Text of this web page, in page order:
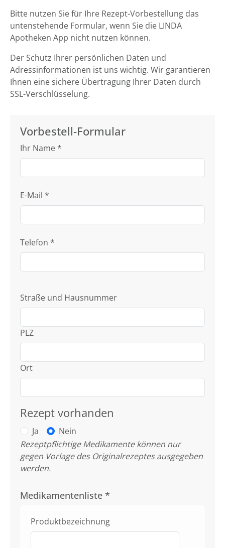
Bitte nutzen Sie für Ihre Rezept-Vorbestellung das
untenstehende Formular, wenn Sie die LINDA
Apotheken App nicht nutzen können.
Der Schutz Ihrer persönlichen Daten und
Adressinformationen ist uns wichtig. Wir garantieren
Ihnen eine sichere Übertragung Ihrer Daten durch
SSL-Verschlüsselung.
Vorbestell-Formular
Ihr Name *
E-Mail *
Telefon *
Straße und Hausnummer
PLZ
Ort
Rezept vorhanden
Ja
Nein
Rezeptpflichtige Medikamente können nur
gegen Vorlage des Originalrezeptes ausgegeben
werden.
Medikamentenliste *
Produktbezeichnung